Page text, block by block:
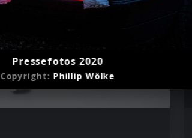
Pressefotos 2020
Copyright: Phillip Wölke